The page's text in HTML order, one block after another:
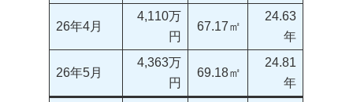
26年4月
4,110万
円
67.17㎡
24.63
年
26年5月
4,363万
円
69.18㎡
24.81
年